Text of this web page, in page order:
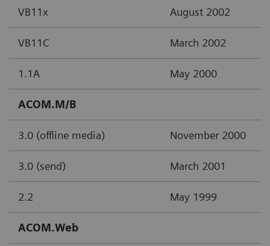
VB11x August 2002
VB11C March 2002
1.1A May 2000
ACOM.M/B
3.0 (offline media) November 2000
3.0 (send) March 2001
2.2 May 1999
ACOM.Web